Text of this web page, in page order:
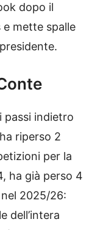
dopo il
mette spalle
passi indietro
riperso 2
per la
ha già perso 4
2025/26:
dell’intera